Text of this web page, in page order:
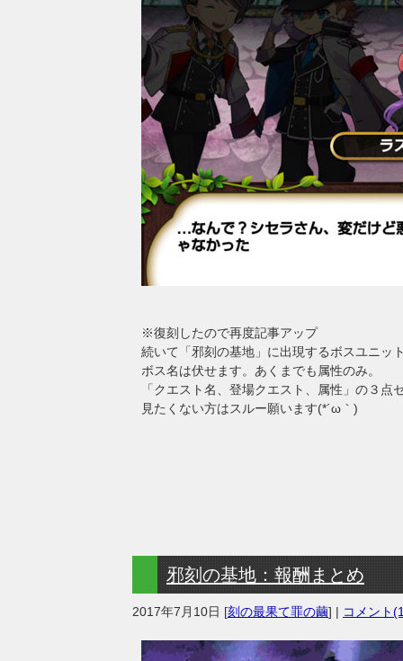
※復刻したので再度記事アップ
続いて「邪刻の基地」に出現するボスユニッ
ボス名は伏せます。あくまでも属性のみ。
「クエスト名、登場クエスト、属性」の３点
見たくない方はスルー願います(*´ω｀)
邪刻の基地：報酬まとめ
2017年7月10日 [刻の最果て罪の繭] | コメント